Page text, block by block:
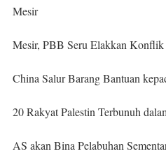
Mesir
Mesir, PBB Seru Elakkan
China Salur Barang Bantuan
20 Rakyat Palestin Terbunuh
AS akan Bina Pelabuhan